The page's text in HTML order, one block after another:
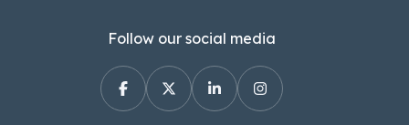
Follow our social media